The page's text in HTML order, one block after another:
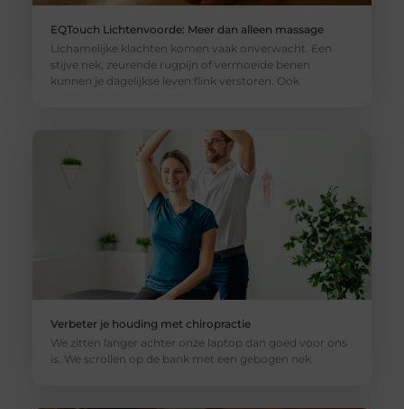
EQTouch Lichtenvoorde: Meer dan alleen massage
Lichamelijke klachten komen vaak onverwacht. Een
stijve nek, zeurende rugpijn of vermoeide benen
kunnen je dagelijkse leven flink verstoren. Ook
Verbeter je houding met chiropractie
We zitten langer achter onze laptop dan goed voor ons
is. We scrollen op de bank met een gebogen nek